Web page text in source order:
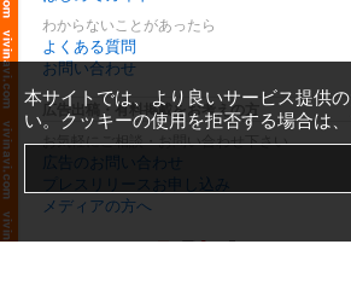
わからないことがあったら
よくある質問
お問い合わせ
広告出稿・有料掲載をお考えの方
お気軽にご相談・お問い合わせ下さい
広告のお問い合わせ
プレスリリースお申し込み
メディアの方へ
本サイトでは、より良いサービス提供
い。クッキーの使用を拒否する場合は